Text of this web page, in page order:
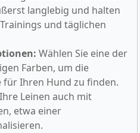
langlebig und halten
und täglichen
Wählen Sie eine der
Farben, um die
für Ihren Hund zu finden.
Leinen auch mit
etwa einer